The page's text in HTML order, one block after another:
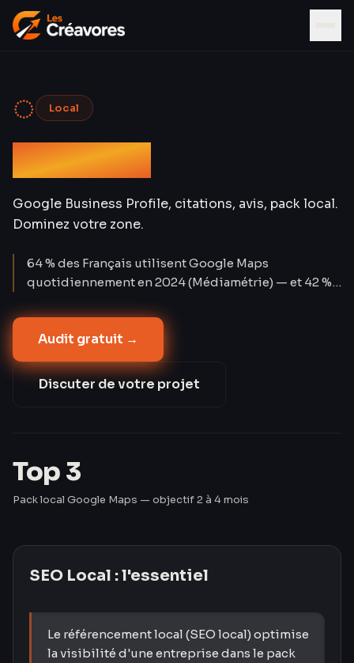
◌ Local
SEO Local
Google Business Profile, citations, avis, pack local.
Dominez votre zone.
64 % des Français utilisent Google Maps
quotidiennement en 2024 (Médiamétrie) — et 42 %
premières fiches du pack Maps. Les recherches «
près de moi » ont progressé de +900 % en deux ans
(Google Trends 2023). Pourtant, 59 % des TPE/PME
françaises n'ont pas de fiche GBP optimisée (CCI
France 2024). Les Créavores comblent ce retard en
Audit gratuit →
Discuter de votre projet
Top 3
Pack local Google Maps — objectif 2 à 4 mois
SEO Local : l'essentiel
Le référencement local (SEO local) optimise
la visibilité d'une entreprise dans le pack